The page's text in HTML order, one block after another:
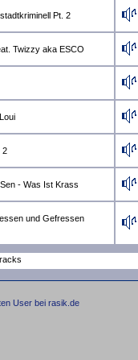
Pt. 2
Twizzy aka ESCO
2
- Was Ist Krass
und Gefressen
User bei rasik.de